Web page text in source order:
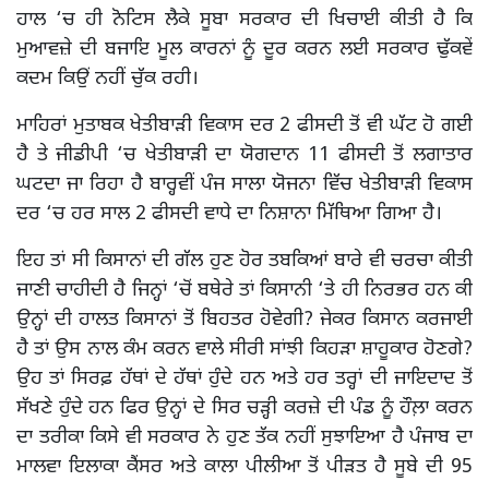
ਹਾਲ ‘ਚ ਹੀ ਨੋਟਿਸ ਲੈਕੇ ਸੂਬਾ ਸਰਕਾਰ ਦੀ ਖਿਚਾਈ ਕੀਤੀ ਹੈ ਕਿ
ਮੁਆਵਜ਼ੇ ਦੀ ਬਜਾਇ ਮੂਲ ਕਾਰਨਾਂ ਨੂੰ ਦੂਰ ਕਰਨ ਲਈ ਸਰਕਾਰ ਢੁੱਕਵੇਂ
ਕਦਮ ਕਿਉਂ ਨਹੀਂ ਚੁੱਕ ਰਹੀ।
ਮਾਹਿਰਾਂ ਮੁਤਾਬਕ ਖੇਤੀਬਾੜੀ ਵਿਕਾਸ ਦਰ 2 ਫੀਸਦੀ ਤੋਂ ਵੀ ਘੱਟ ਹੋ ਗਈ
ਹੈ ਤੇ ਜੀਡੀਪੀ ‘ਚ ਖੇਤੀਬਾੜੀ ਦਾ ਯੋਗਦਾਨ 11 ਫੀਸਦੀ ਤੋਂ ਲਗਾਤਾਰ
ਘਟਦਾ ਜਾ ਰਿਹਾ ਹੈ ਬਾਰ੍ਹਵੀਂ ਪੰਜ ਸਾਲਾ ਯੋਜਨਾ ਵਿੱਚ ਖੇਤੀਬਾੜੀ ਵਿਕਾਸ
ਦਰ ‘ਚ ਹਰ ਸਾਲ 2 ਫੀਸਦੀ ਵਾਧੇ ਦਾ ਨਿਸ਼ਾਨਾ ਮਿੱਥਿਆ ਗਿਆ ਹੈ।
ਇਹ ਤਾਂ ਸੀ ਕਿਸਾਨਾਂ ਦੀ ਗੱਲ ਹੁਣ ਹੋਰ ਤਬਕਿਆਂ ਬਾਰੇ ਵੀ ਚਰਚਾ ਕੀਤੀ
ਜਾਣੀ ਚਾਹੀਦੀ ਹੈ ਜਿਨ੍ਹਾਂ ‘ਚੋਂ ਬਥੇਰੇ ਤਾਂ ਕਿਸਾਨੀ ‘ਤੇ ਹੀ ਨਿਰਭਰ ਹਨ ਕੀ
ਉਨ੍ਹਾਂ ਦੀ ਹਾਲਤ ਕਿਸਾਨਾਂ ਤੋਂ ਬਿਹਤਰ ਹੋਵੇਗੀ? ਜੇਕਰ ਕਿਸਾਨ ਕਰਜਾਈ
ਹੈ ਤਾਂ ਉਸ ਨਾਲ ਕੰਮ ਕਰਨ ਵਾਲੇ ਸੀਰੀ ਸਾਂਝੀ ਕਿਹੜਾ ਸ਼ਾਹੂਕਾਰ ਹੋਣਗੇ?
ਉਹ ਤਾਂ ਸਿਰਫ਼ ਹੱਥਾਂ ਦੇ ਹੱਥਾਂ ਹੁੰਦੇ ਹਨ ਅਤੇ ਹਰ ਤਰ੍ਹਾਂ ਦੀ ਜਾਇਦਾਦ ਤੋਂ
ਸੱਖਣੇ ਹੁੰਦੇ ਹਨ ਫਿਰ ਉਨ੍ਹਾਂ ਦੇ ਸਿਰ ਚੜ੍ਹੀ ਕਰਜ਼ੇ ਦੀ ਪੰਡ ਨੂੰ ਹੌਲ਼ਾ ਕਰਨ
ਦਾ ਤਰੀਕਾ ਕਿਸੇ ਵੀ ਸਰਕਾਰ ਨੇ ਹੁਣ ਤੱਕ ਨਹੀਂ ਸੁਝਾਇਆ ਹੈ ਪੰਜਾਬ ਦਾ
ਮਾਲਵਾ ਇਲਾਕਾ ਕੈਂਸਰ ਅਤੇ ਕਾਲਾ ਪੀਲੀਆ ਤੋਂ ਪੀੜਤ ਹੈ ਸੂਬੇ ਦੀ 95